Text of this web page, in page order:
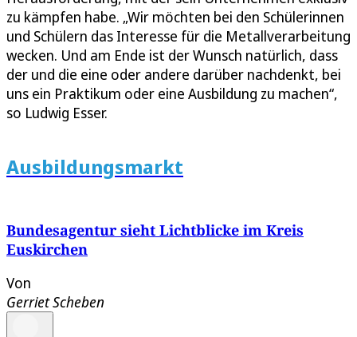
zu kämpfen habe. „Wir möchten bei den Schülerinnen
und Schülern das Interesse für die Metallverarbeitung
wecken. Und am Ende ist der Wunsch natürlich, dass
der und die eine oder andere darüber nachdenkt, bei
uns ein Praktikum oder eine Ausbildung zu machen“,
so Ludwig Esser.
Ausbildungsmarkt
Bundesagentur sieht Lichtblicke im Kreis
Euskirchen
Von
Gerriet Scheben